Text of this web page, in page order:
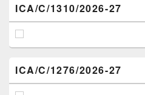
ICA/C/1310/2026-27
ICA/C/1276/2026-27